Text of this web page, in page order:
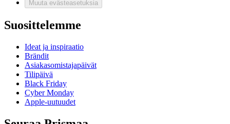
Muuta evästeasetuksia
Suosittelemme
Ideat ja inspiraatio
Brändit
Asiakasomistajapäivät
Tilipäivä
Black Friday
Cyber Monday
Apple-uutuudet